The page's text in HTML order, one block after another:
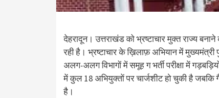
देहरादून। उत्तराखंड को भ्रष्टाचार मुक्त राज्य
रही है। भ्रष्टाचार के ख़िलाफ़ अभियान में
अलग-अलग विभागों में समूह ग भर्ती परीक्षा में
में कुल 18 अभियुक्तों पर चार्जशीट हो चुकी है जबकि
है।